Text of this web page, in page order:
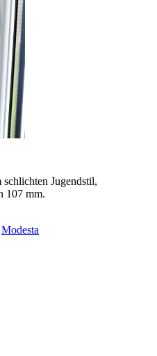
Jugendstil,
107 mm.
Modesta